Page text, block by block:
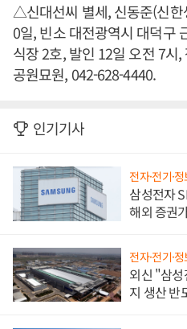
△신대선씨 별세, 신동준(신한
0일, 빈소 대전광역시 대덕구
식장 2호, 발인 12일 오전 7시
공원묘원, 042-628-4440.
인기기사
전자·전기·
삼성전자
해외 증권
전자·전기·
외신 "삼성
지 생산 반